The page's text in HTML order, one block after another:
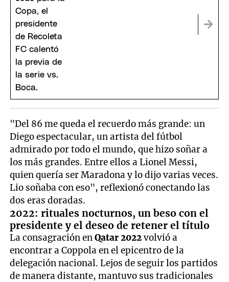
"Del 86 me queda el recuerdo más grande: un
Diego espectacular, un artista del fútbol
admirado por todo el mundo, que hizo soñar a
los más grandes. Entre ellos a Lionel Messi,
quien quería ser Maradona y lo dijo varias veces.
Lio soñaba con eso", reflexionó conectando las
dos eras doradas.
2022: rituales nocturnos, un beso con el
presidente y el deseo de retener el título
La consagración enQatar 2022volvió a
encontrar a Coppola en el epicentro de la
delegación nacional. Lejos de seguir los partidos
de manera distante, mantuvo sus tradicionales